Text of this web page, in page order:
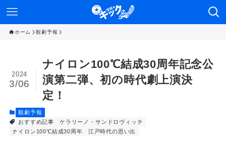
ホーム 観劇予報
ナイロン100℃結成30周年記念公
演第二弾、初の時代劇上演決
定！
2024
3/06
観劇予報
おすすめ記事
ケラリーノ・サンドロヴィッチ
ナイロン100℃結成30周年
江戸時代の思い出